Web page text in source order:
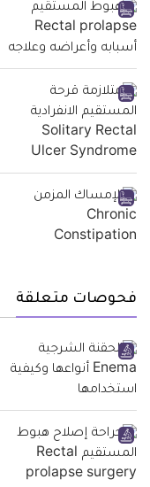
فحوصات متعلقة